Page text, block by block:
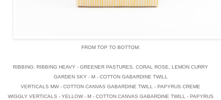
FROM TOP TO BOTTOM:
RIBBING: RIBBING HEAVY - GREENER PASTURES, CORAL ROSE, LEMON CURRY
GARDEN SKY - M - COTTON GABARDINE TWILL
VERTICALS MW - COTTON CANVAS GABARDINE TWILL - PAPYRUS CREME
WIGGLY VERTICALS - YELLOW - M - COTTON CANVAS GABARDINE TWILL - PAPYRUS